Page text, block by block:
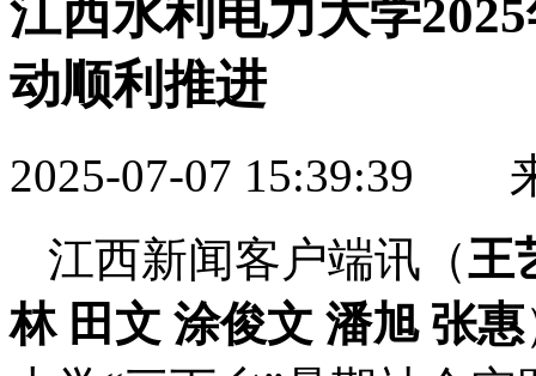
江西水利电力大学
动顺利推进
2025-07-07 15:39:39
来
江西新闻客户端讯（王
林 田文 涂俊文 潘旭 张惠